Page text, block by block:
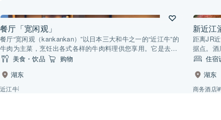
餐厅「宽闲观」
餐厅“宽闲观（kankankan）”以日本三大和牛之一的“近江牛”的
牛肉为主菜，烹饪出各式各样的牛肉料理供您享用。它是去年
（2023年）刚开业的新店。“宽闲观”为日本历史上首次印刷“近
是其继承了此名，开办了宽闲观餐厅。
美食・饮品
购物
湖东
近江牛
新近江
距离JR
据点。酒
客人，
住宿
湖东
商务酒店